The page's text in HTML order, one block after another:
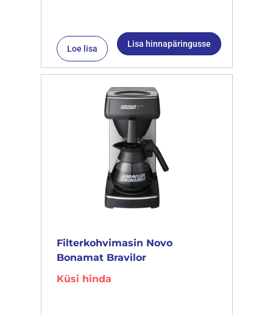
Loe lisa Lisa hinnapäringusse
Filterkohvimasin Novo
Bonamat Bravilor
Küsi hinda